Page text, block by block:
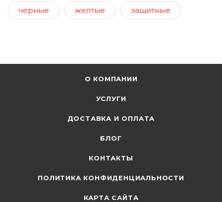
черные желтые защитные
О КОМПАНИИ
УСЛУГИ
ДОСТАВКА И ОПЛАТА
БЛОГ
КОНТАКТЫ
ПОЛИТИКА КОНФИДЕНЦИАЛЬНОСТИ
КАРТА САЙТА